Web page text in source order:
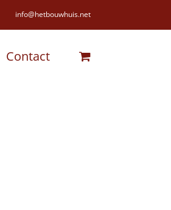
info@hetbouwhuis.net
Contact